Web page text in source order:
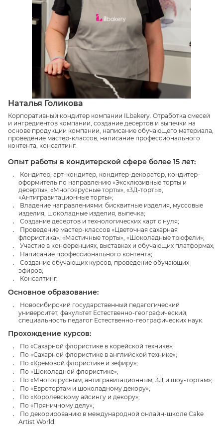
Наталья Голикова
Корпоративный кондитер компании ILbakery. Отработка смесей
и ингредиентов компании, создание десертов и выпечки на
основе продукции компании, написание обучающего материала,
проведение мастер-классов, написание профессионального
контента, консалтинг.
Опыт работы в кондитерской сфере более 15 лет:
Кондитер, арт-кондитер, кондитер-декоратор, кондитер-
оформитель по направлению «Эксклюзивные торты и
десерты», «Многоярусные торты», «3Д-торты»,
«Антигравитационные торты»;
Владение направлениями: бисквитные изделия, муссовые
изделия, шоколадные изделия, выпечка;
Создание десертов и технологических карт с нуля;
Проведение мастер-классов «Цветочная сахарная
флористика», «Мастичные торты», «Шоколадные трюфели»;
Участие в конференциях, выставках и обучающих платформах;
Написание профессионального контента;
Создание обучающих курсов, проведение обучающих
эфиров;
Консалтинг.
Основное образование:
Новосибирский государственный педагогический
университет, факультет Естественно-географический,
специальность педагог Естественно-географических наук.
Прохождение курсов:
По «Сахарной флористике в корейской технике»;
По «Сахарной флористике в английской технике»;
По «Кремовой флористике и зефиру»;
По «Шоколадной флористике»;
По «Многоярусным, антигравитационным, 3Д и шоу-тортам»;
По «Евротортам и шоколадному декору»;
По «Королевскому айсингу и декору»;
По «Пряничному делу»;
По декорированию в международной онлайн-школе Cake
Artist World.